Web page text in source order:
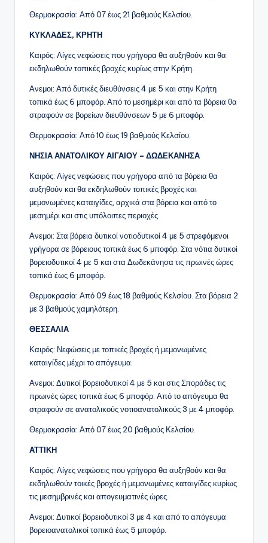
Θερμοκρασία: Από 07 έως 21 βαθμούς Κελσίου.
ΚΥΚΛΑΔΕΣ, ΚΡΗΤΗ
Καιρός: Λίγες νεφώσεις που γρήγορα θα αυξηθούν και θα
εκδηλωθούν τοπικές βροχές κυρίως στην Κρήτη.
Ανεμοι: Από δυτικές διευθύνσεις 4 με 5 και στην Κρήτη
τοπικά έως 6 μποφόρ. Από το μεσημέρι και από τα βόρεια θα
στραφούν σε βορείων διευθύνσεων 5 με 6 μποφόρ.
Θερμοκρασία: Από 10 έως 19 βαθμούς Κελσίου.
ΝΗΣΙΑ ΑΝΑΤΟΛΙΚΟΥ ΑΙΓΑΙΟΥ – ΔΩΔΕΚΑΝΗΣΑ
Καιρός: Λίγες νεφώσεις που γρήγορα από τα βόρεια θα
αυξηθούν και θα εκδηλωθούν τοπικές βροχές και
μεμονωμένες καταιγίδες, αρχικά στα βόρεια και από το
μεσημέρι και στις υπόλοιπες περιοχές.
Ανεμοι: Στα βόρεια δυτικοί νοτιοδυτικοί 4 με 5 στρεφόμενοι
γρήγορα σε βόρειους τοπικά έως 6 μποφόρ. Στα νότια δυτικοί
βορειοδυτικοί 4 με 5 και στα Δωδεκάνησα τις πρωινές ώρες
τοπικά έως 6 μποφόρ.
Θερμοκρασία: Από 09 έως 18 βαθμούς Κελσίου. Στα βόρεια 2
με 3 βαθμούς χαμηλότερη.
ΘΕΣΣΑΛΙΑ
Καιρός: Νεφώσεις με τοπικές βροχές ή μεμονωμένες
καταιγίδες μέχρι το απόγευμα.
Ανεμοι: Δυτικοί βορειοδυτικοί 4 με 5 και στις Σποράδες τις
πρωινές ώρες τοπικά έως 6 μποφόρ. Από το απόγευμα θα
στραφούν σε ανατολικούς νοτιοανατολικούς 3 με 4 μποφόρ.
Θερμοκρασία: Από 07 έως 20 βαθμούς Κελσίου.
ΑΤΤΙΚΗ
Καιρός: Λίγες νεφώσεις που γρήγορα θα αυξηθούν και θα
εκδηλωθούν τοικές βροχές ή μεμονωμένες καταιγίδες κυρίως
τις μεσημβρινές και απογευματινές ώρες.
Ανεμοι: Δυτικοί βορειοδυτικοί 3 με 4 και από το απόγευμα
βορειοανατολικοί τοπικά έως 5 μποφόρ.